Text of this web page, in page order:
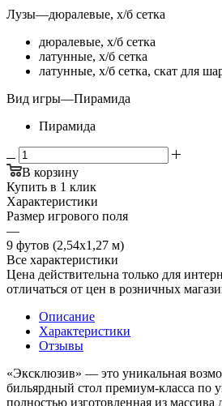
Лузы—дюралевые, х/б сетка
дюралевые, х/б сетка
латунные, х/б сетка
латунные, х/б сетка, скат для
Вид игры—Пирамида
Пирамида
В корзину
Купить в 1 клик
Характеристики
Размер игрового поля
—
9 футов (2,54х1,27 м)
Все характеристики
Цена действительна только для
отличаться от цен в розничных
Описание
Характеристики
Отзывы
«Эксклюзив» — это уникальная
бильярдный стол премиум-класса по
полностью изготовленная из массива